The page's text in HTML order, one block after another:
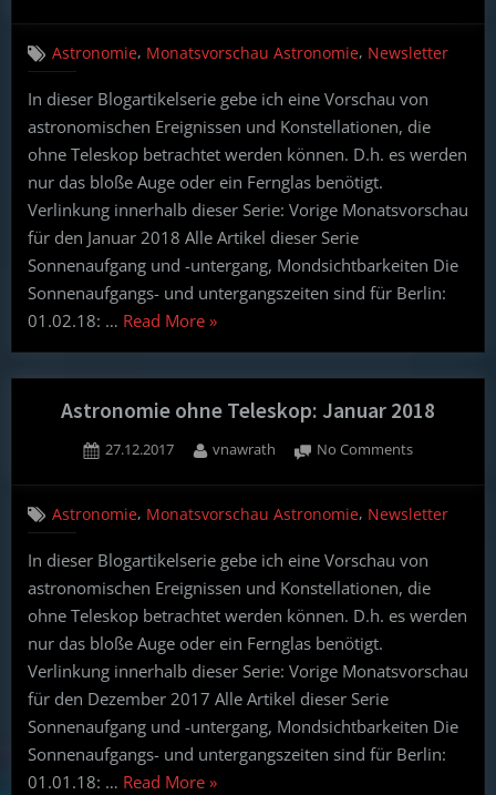
Teleskop:
2018
Astronomie, Monatsvorschau Astronomie, Newsletter
In dieser Blogartikelserie gebe ich eine Vorschau von
astronomischen Ereignissen und Konstellationen, die
ohne Teleskop betrachtet werden können. D.h. es werden
nur das bloße Auge oder ein Fernglas benötigt.
Verlinkung innerhalb dieser Serie: Vorige Monatsvorschau
für den Januar 2018 Alle Artikel dieser Serie
Sonnenaufgang und -untergang, Mondsichtbarkeiten Die
Sonnenaufgangs- und untergangszeiten sind für Berlin:
01.02.18: … Read More“Astronomie
ohne
Teleskop:
Februar
»
Astronomie ohne Teleskop: Januar 2018
Posted
27.12.2017 By
vnawrath No Commentson
Teleskop:
2018
Astronomie, Monatsvorschau Astronomie, Newsletter
In dieser Blogartikelserie gebe ich eine Vorschau von
astronomischen Ereignissen und Konstellationen, die
ohne Teleskop betrachtet werden können. D.h. es werden
nur das bloße Auge oder ein Fernglas benötigt.
Verlinkung innerhalb dieser Serie: Vorige Monatsvorschau
für den Dezember 2017 Alle Artikel dieser Serie
Sonnenaufgang und -untergang, Mondsichtbarkeiten Die
Sonnenaufgangs- und untergangszeiten sind für Berlin:
01.01.18: … Read More“Astronomie
»